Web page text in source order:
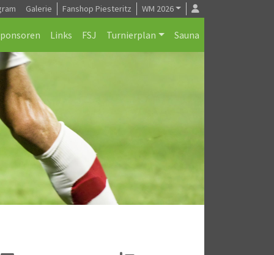
Galerie Fanshop Piesteritz WM 2026
Links FSJ Turnierplan Sauna